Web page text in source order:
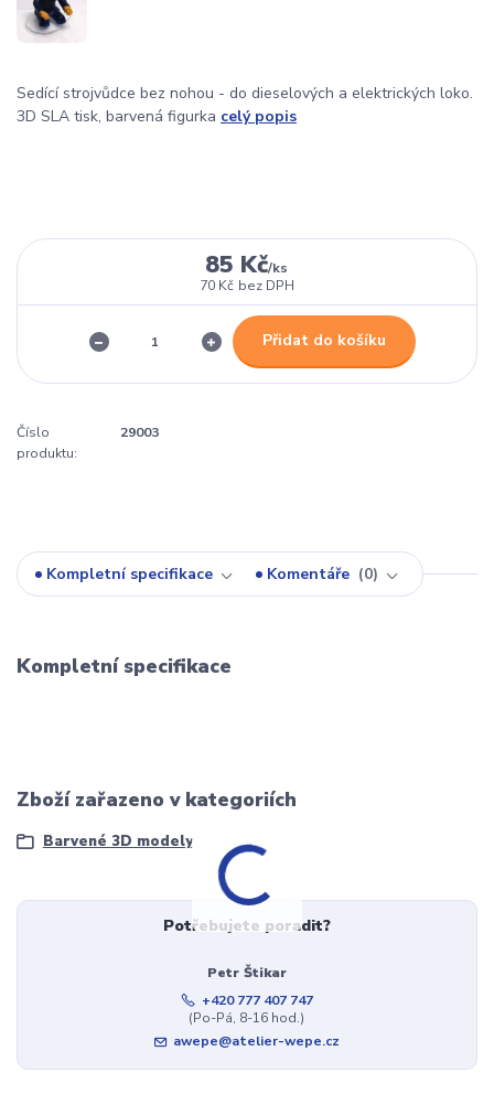
Sedící strojvůdce bez nohou - do dieselových a elektrických loko.
3D SLA tisk, barvená figurka celý popis
85 Kč/ks
70 Kč bez DPH
Přidat do košíku
Číslo
produktu:
29003
Kompletní specifikace Komentáře 0
Kompletní specifikace
Zboží zařazeno v kategoriích
Barvené 3D modely
Potřebujete poradit?
Petr Štikar
+420 777 407 747
(Po-Pá, 8-16 hod.)
awepe@atelier-wepe.cz